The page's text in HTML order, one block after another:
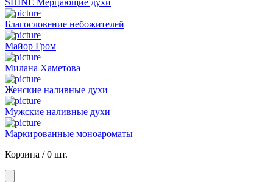
SHINE Мерцающие духи
Благословение небожителей
Майор Гром
Милана Хаметова
Женские наливные духи
Мужские наливные духи
Маркированные моноароматы
Корзина /0 шт.